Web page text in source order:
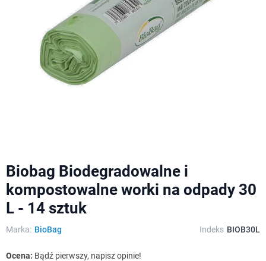
Biobag Biodegradowalne i
kompostowalne worki na odpady 30
L - 14 sztuk
Marka: BioBag Indeks BIOB30L
Ocena: Bądź pierwszy, napisz opinie!